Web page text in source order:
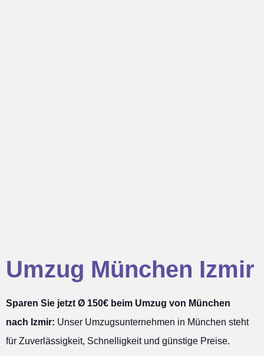
Umzug München Izmir
Sparen Sie jetzt Ø 150€ beim Umzug von München
nach Izmir: Unser Umzugsunternehmen in München steht
für Zuverlässigkeit, Schnelligkeit und günstige Preise.